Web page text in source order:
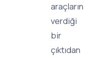
araçların
verdiği
bir
çıktıdan